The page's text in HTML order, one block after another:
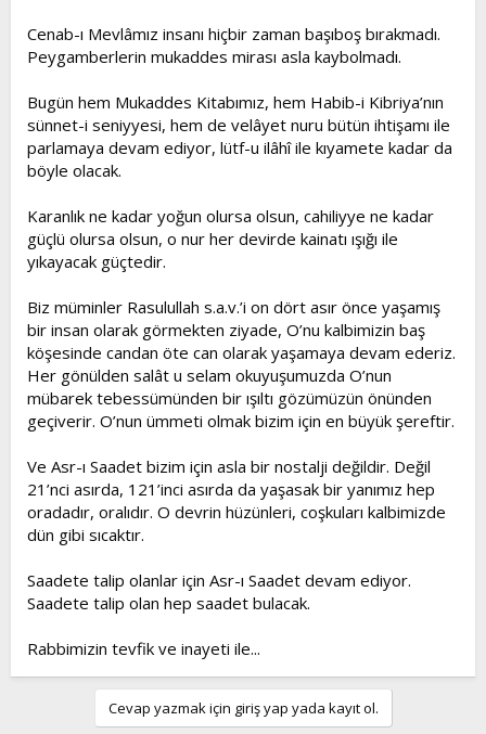
Cenab-ı Mevlâmız insanı hiçbir zaman başıboş bırakmadı.
Peygamberlerin mukaddes mirası asla kaybolmadı.
Bugün hem Mukaddes Kitabımız, hem Habib-i Kibriya’nın
sünnet-i seniyyesi, hem de velâyet nuru bütün ihtişamı ile
parlamaya devam ediyor, lütf-u ilâhî ile kıyamete kadar da
böyle olacak.
Karanlık ne kadar yoğun olursa olsun, cahiliyye ne kadar
güçlü olursa olsun, o nur her devirde kainatı ışığı ile
yıkayacak güçtedir.
Biz müminler Rasulullah s.a.v.’i on dört asır önce yaşamış
bir insan olarak görmekten ziyade, O’nu kalbimizin baş
köşesinde candan öte can olarak yaşamaya devam ederiz.
Her gönülden salât u selam okuyuşumuzda O’nun
mübarek tebessümünden bir ışıltı gözümüzün önünden
geçiverir. O’nun ümmeti olmak bizim için en büyük şereftir.
Ve Asr-ı Saadet bizim için asla bir nostalji değildir. Değil
21’nci asırda, 121’inci asırda da yaşasak bir yanımız hep
oradadır, oralıdır. O devrin hüzünleri, coşkuları kalbimizde
dün gibi sıcaktır.
Saadete talip olanlar için Asr-ı Saadet devam ediyor.
Saadete talip olan hep saadet bulacak.
Rabbimizin tevfik ve inayeti ile...
Cevap yazmak için giriş yap yada kayıt ol.